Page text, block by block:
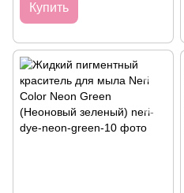
Купить